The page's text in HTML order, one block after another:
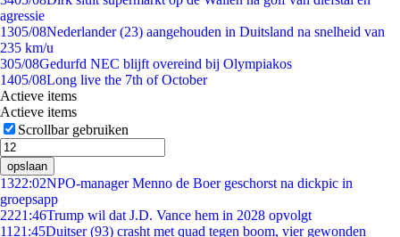
agressie
1305/08Nederlander (23) aangehouden in Duitsland na snelheid van
235 km/u
305/08Gedurfd NEC blijft overeind bij Olympiakos
1405/08Long live the 7th of October
Actieve items
Actieve items
Scrollbar gebruiken
opslaan
1322:02NPO-manager Menno de Boer geschorst na dickpic in
groepsapp
2221:46Trump wil dat J.D. Vance hem in 2028 opvolgt
11 21:45Duitser (93) crasht met quad tegen boom, vier gewonden